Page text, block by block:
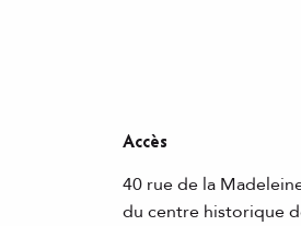
Accès
Accès
40 rue de la
du centre historique